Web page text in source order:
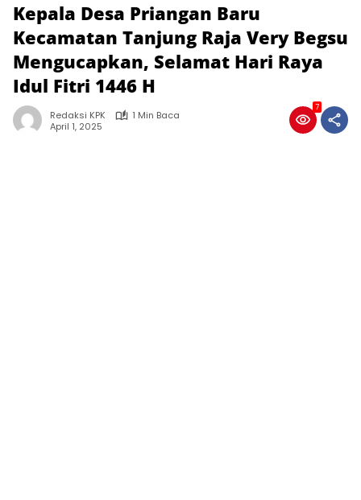
Kepala Desa Priangan Baru
Kecamatan Tanjung Raja Very Begsu
Mengucapkan, Selamat Hari Raya
Idul Fitri 1446 H
Redaksi KPK
1 Min Baca
April 1, 2025
7